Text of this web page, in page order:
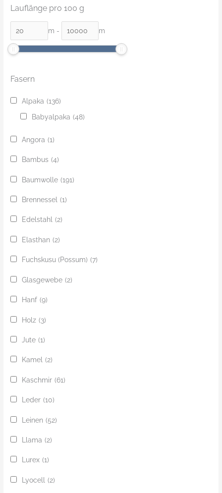
Lauflänge pro 100 g
m - m
Fasern
Alpaka (136)
Babyalpaka (48)
Angora (1)
Bambus (4)
Baumwolle (191)
Brennessel (1)
Edelstahl (2)
Elasthan (2)
Fuchskusu (Possum) (7)
Glasgewebe (2)
Hanf (9)
Holz (3)
Jute (1)
Kamel (2)
Kaschmir (61)
Leder (10)
Leinen (52)
Llama (2)
Lurex (1)
Lyocell (2)